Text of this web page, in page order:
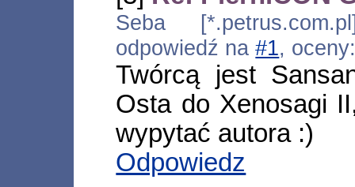
Seba
odpowiedź na#1,
Twórcą jest
Osta do Xenosagi
wypytać autora :)
Odpowiedz